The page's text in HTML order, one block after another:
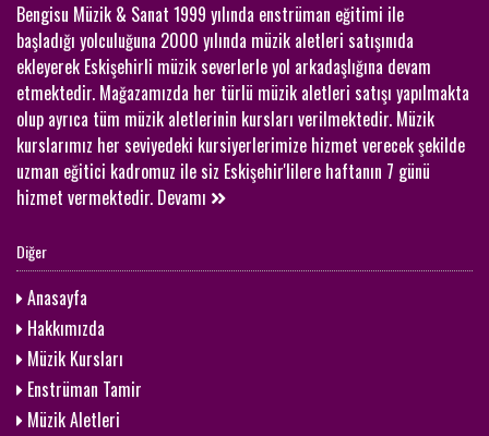
Bengisu Müzik & Sanat 1999 yılında enstrüman eğitimi ile
başladığı yolculuğuna 2000 yılında müzik aletleri satışınıda
ekleyerek Eskişehirli müzik severlerle yol arkadaşlığına devam
etmektedir. Mağazamızda her türlü müzik aletleri satışı yapılmakta
olup ayrıca tüm müzik aletlerinin kursları verilmektedir. Müzik
kurslarımız her seviyedeki kursiyerlerimize hizmet verecek şekilde
uzman eğitici kadromuz ile siz Eskişehir'lilere haftanın 7 günü
hizmet vermektedir. Devamı
Diğer
Anasayfa
Hakkımızda
Müzik Kursları
Enstrüman Tamir
Müzik Aletleri